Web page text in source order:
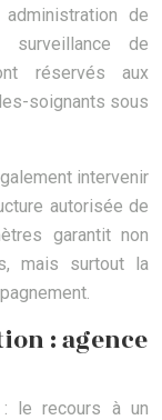
de
surveillance de
réservés aux
soignants sous
intervenir
autorisée de
garantit non
mais surtout la
: agence
: le recours à un